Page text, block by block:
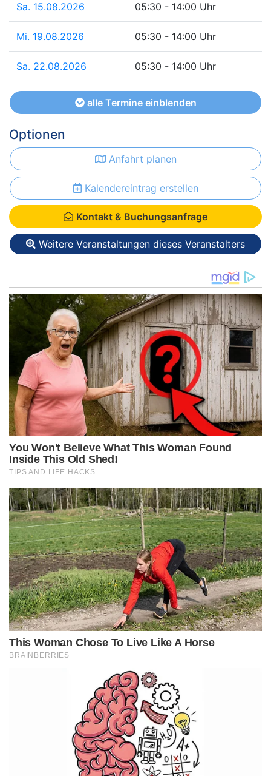
Sa. 15.08.2026 05:30 - 14:00 Uhr
Mi. 19.08.2026 05:30 - 14:00 Uhr
Sa. 22.08.2026 05:30 - 14:00 Uhr
alle Termine einblenden
Optionen
Anfahrt planen
Kalendereintrag erstellen
Kontakt & Buchungsanfrage
Weitere Veranstaltungen dieses Veranstalters